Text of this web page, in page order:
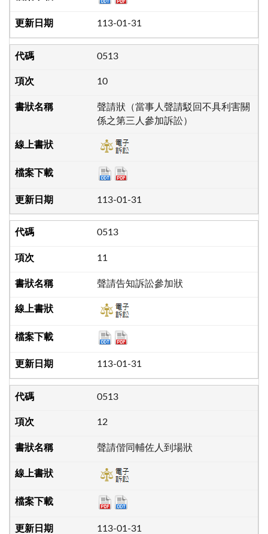
113-01-31
0513
10
聲請狀（當事人聲請駁回不具利害關
係之第三人參加訴訟）
113-01-31
0513
11
聲請告知訴訟參加狀
113-01-31
0513
12
聲請偕同輔佐人到場狀
113-01-31